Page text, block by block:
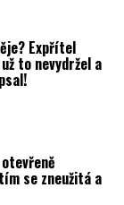
Expřítel
to nevydržel a
se zneužitá a